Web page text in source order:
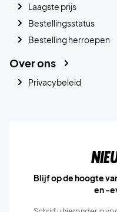
Laagste prijs
Bestellingsstatus
Bestelling herroepen
Over ons
Privacybeleid
Blijf op de hoogte
en -